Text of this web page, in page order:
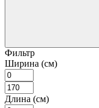
Фильтр
Ширина (см)
Длина (см)